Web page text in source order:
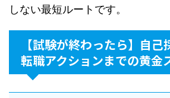
しない最短ルートです。
【試験が終わったら】自
転職アクションまでの黄金